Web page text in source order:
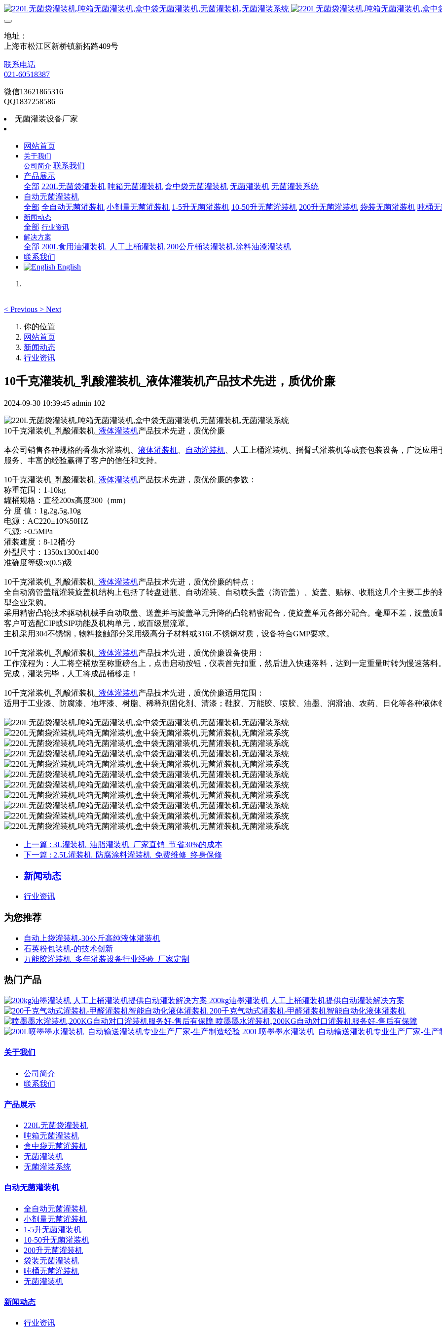
地址：
上海市松江区新桥镇新拓路409号
联系电话
021-60518387
微信13621865316
QQ1837258586
无菌灌装设备厂家
网站首页
关于我们
公司简介 联系我们
产品展示
全部 220L无菌袋灌装机 吨箱无菌灌装机 盒中袋无菌灌装机 无菌灌装机 无菌灌装系统
自动无菌灌装机
全部 全自动无菌灌装机 小剂量无菌灌装机 1-5升无菌灌装机 10-50升无菌灌装机 200升无菌灌装机 袋装无菌灌装机 吨桶
新闻动态
全部 行业资讯
解决方案
全部 200L食用油灌装机_人工上桶灌装机 200公斤桶装灌装机,涂料油漆灌装机
联系我们
English
< Previous > Next
你的位置
网站首页
新闻动态
行业资讯
10千克灌装机_乳酸灌装机_液体灌装机产品技术先进，质优价廉
2024-09-30 10:39:45 admin 102
10千克灌装机_乳酸灌装机_ 液体灌装机产品技术先进，质优价廉
本公司销售各种规格的香蕉水灌装机、 液体灌装机 自动灌装机 、人工上桶灌装机、摇臂式灌装机等成套包装设备，广泛应
服务、丰富的经验赢得了客户的信任和支持。
10千克灌装机_乳酸灌装机_ 液体灌装机产品技术先进，质优价廉的参数：
称重范围：1-10kg
罐桶规格：直径200x高度300（mm）
分 度 值：1g,2g,5g,10g
电源：AC220±10%50HZ
气源: >0.5MPa
灌装速度：8-12桶/分
外型尺寸：1350x1300x1400
准确度等级:x(0.5)级
10千克灌装机_乳酸灌装机_ 液体灌装机产品技术先进，质优价廉的特点：
全自动滴管盖瓶灌装旋盖机结构上包括了转盘进瓶、自动灌装、自动喷头盖（滴管盖）、旋盖、贴标、收瓶这几个主要工步
型企业采购。
采用精密凸轮技术驱动机械手自动取盖、送盖并与旋盖单元升降的凸轮精密配合，使旋盖单元各部分配合。毫厘不差，旋盖质
客户可选配CIP或SIP功能及机构单元，或百级层流罩。
主机采用304不锈钢，物料接触部分采用级高分子材料或316L不锈钢材质，设备符合GMP要求。
10千克灌装机_乳酸灌装机_ 液体灌装机产品技术先进，质优价廉设备使用：
工作流程为：人工将空桶放至称重磅台上，点击启动按钮，仪表首先扣重，然后进入快速落料，达到一定重量时转为慢速落
完成，灌装完毕，人工将成品桶移走！
10千克灌装机_乳酸灌装机_ 液体灌装机产品技术先进，质优价廉适用范围：
适用于工业漆、防腐漆、地坪漆、树脂、稀释剂固化剂、清漆；鞋胶、万能胶、喷胶、油墨、润滑油、农药、日化等各种液体
上一篇 : 3L灌装机_油脂灌装机_厂家直销_节省30%的成本
下一篇 : 2.5L灌装机_防腐涂料灌装机_免费维修_终身保修
新闻动态
行业资讯
为您推荐
自动上袋灌装机-30公斤高纯液体灌装机
石英粉包装机-的技术创新
万能胶灌装机_多年灌装设备行业经验_厂家定制
热门产品
200kg油墨灌装机 人工上桶灌装机提供自动灌装解决方案
200千克气动式灌装机-甲醛灌装机智能自动化液体灌装机
喷墨墨水灌装机,200KG自动对口灌装机服务好-售后有保障
200L喷墨墨水灌装机_自动输送灌装机专业生产厂家-生产
关于我们
公司简介
联系我们
产品展示
220L无菌袋灌装机
吨箱无菌灌装机
盒中袋无菌灌装机
无菌灌装机
无菌灌装系统
自动无菌灌装机
全自动无菌灌装机
小剂量无菌灌装机
1-5升无菌灌装机
10-50升无菌灌装机
200升无菌灌装机
袋装无菌灌装机
吨桶无菌灌装机
无菌灌装机
新闻动态
行业资讯